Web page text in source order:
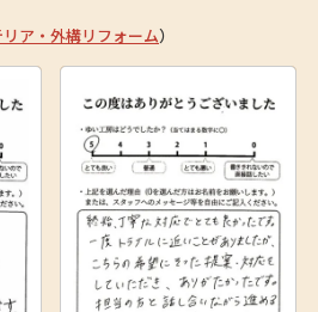
ア・外構リフォーム）